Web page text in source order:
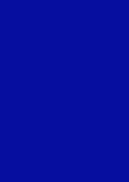
Cisternas